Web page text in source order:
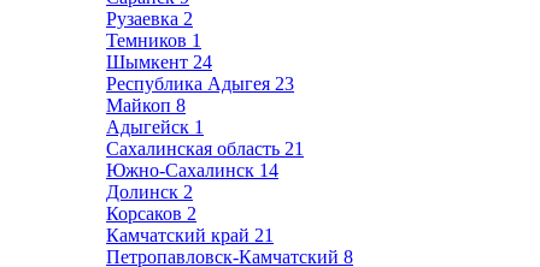
Рузаевка 2
Темников 1
Шымкент 24
Республика Адыгея 23
Майкоп 8
Адыгейск 1
Сахалинская область 21
Южно-Сахалинск 14
Долинск 2
Корсаков 2
Камчатский край 21
Петропавловск-Камчатский 8